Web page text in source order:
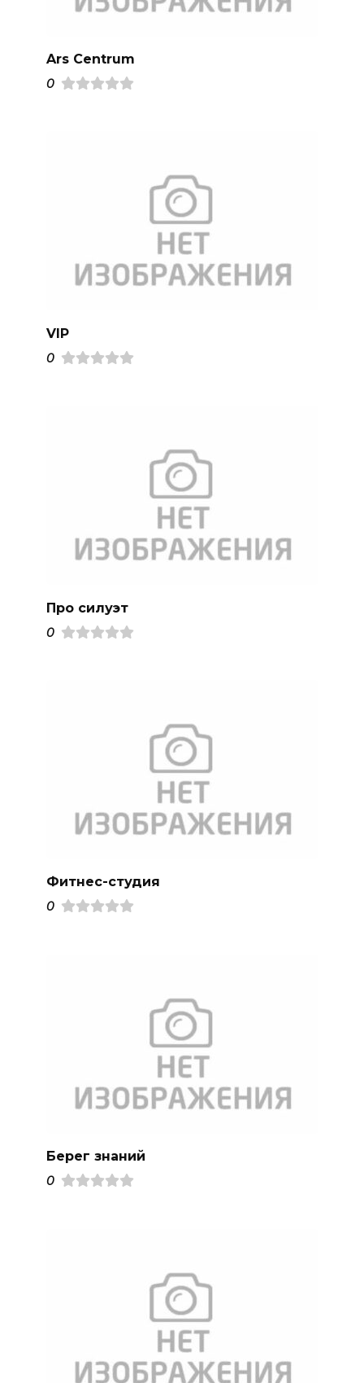
Ars Centrum
0
VIP
0
Про силуэт
0
Фитнес-студия
0
Берег знаний
0